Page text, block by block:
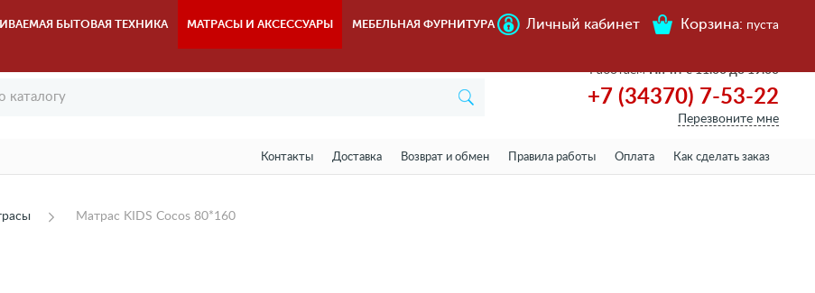
БЫТОВАЯ ТЕХНИКА МАТРАСЫ И АКСЕССУАРЫ МЕБЕЛЬНАЯ ФУРНИТУРА Личный кабинет Корзина: пуста
РаботаемПн-пт с 11.00 до 19.00
+7 (34370) 7-53-22
Перезвоните мне
Контакты Доставка Возврат и обмен Правила работы Оплата Как сделать заказ
Матрас KIDS Cocos 80*160